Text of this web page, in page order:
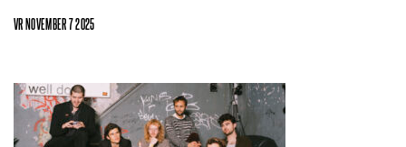
VR NOVEMBER 7 2025